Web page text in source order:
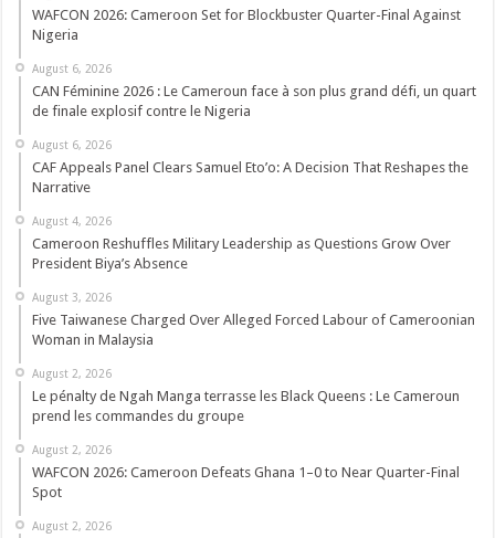
WAFCON 2026: Cameroon Set for Blockbuster Quarter-Final Against
Nigeria
August 6, 2026
CAN Féminine 2026 : Le Cameroun face à son plus grand défi, un quart
de finale explosif contre le Nigeria
August 6, 2026
CAF Appeals Panel Clears Samuel Eto’o: A Decision That Reshapes the
Narrative
August 4, 2026
Cameroon Reshuffles Military Leadership as Questions Grow Over
President Biya’s Absence
August 3, 2026
Five Taiwanese Charged Over Alleged Forced Labour of Cameroonian
Woman in Malaysia
August 2, 2026
Le pénalty de Ngah Manga terrasse les Black Queens : Le Cameroun
prend les commandes du groupe
August 2, 2026
WAFCON 2026: Cameroon Defeats Ghana 1–0 to Near Quarter-Final
Spot
August 2, 2026